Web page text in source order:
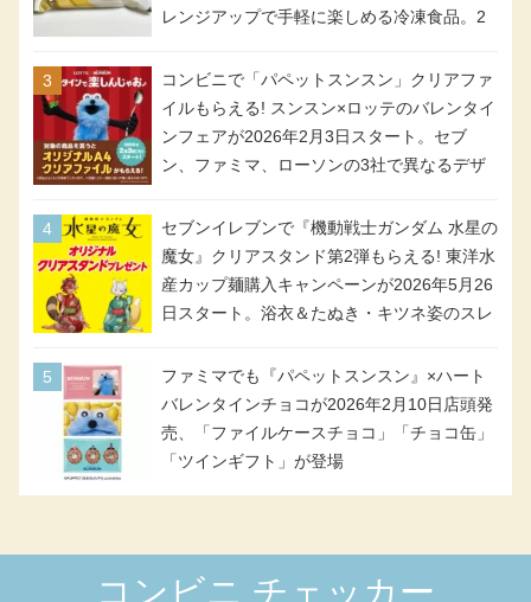
レンジアップで手軽に楽しめる冷凍食品。2
コンビニで「パペットスンスン」クリアファ
イルもらえる! スンスン×ロッテのバレンタイ
ンフェアが2026年2月3日スタート。セブ
ン、ファミマ、ローソンの3社で異なるデザ
セブンイレブンで『機動戦士ガンダム 水星の
魔女』クリアスタンド第2弾もらえる! 東洋水
産カップ麺購入キャンペーンが2026年5月26
日スタート。浴衣＆たぬき・キツネ姿のスレ
号・5号) / シャディクが全6種のクリアスタ
ンドになって登場!
ファミマでも『パペットスンスン』×ハート
バレンタインチョコが2026年2月10日店頭発
売、「ファイルケースチョコ」「チョコ缶」
「ツインギフト」が登場
コンビニ チェッカー